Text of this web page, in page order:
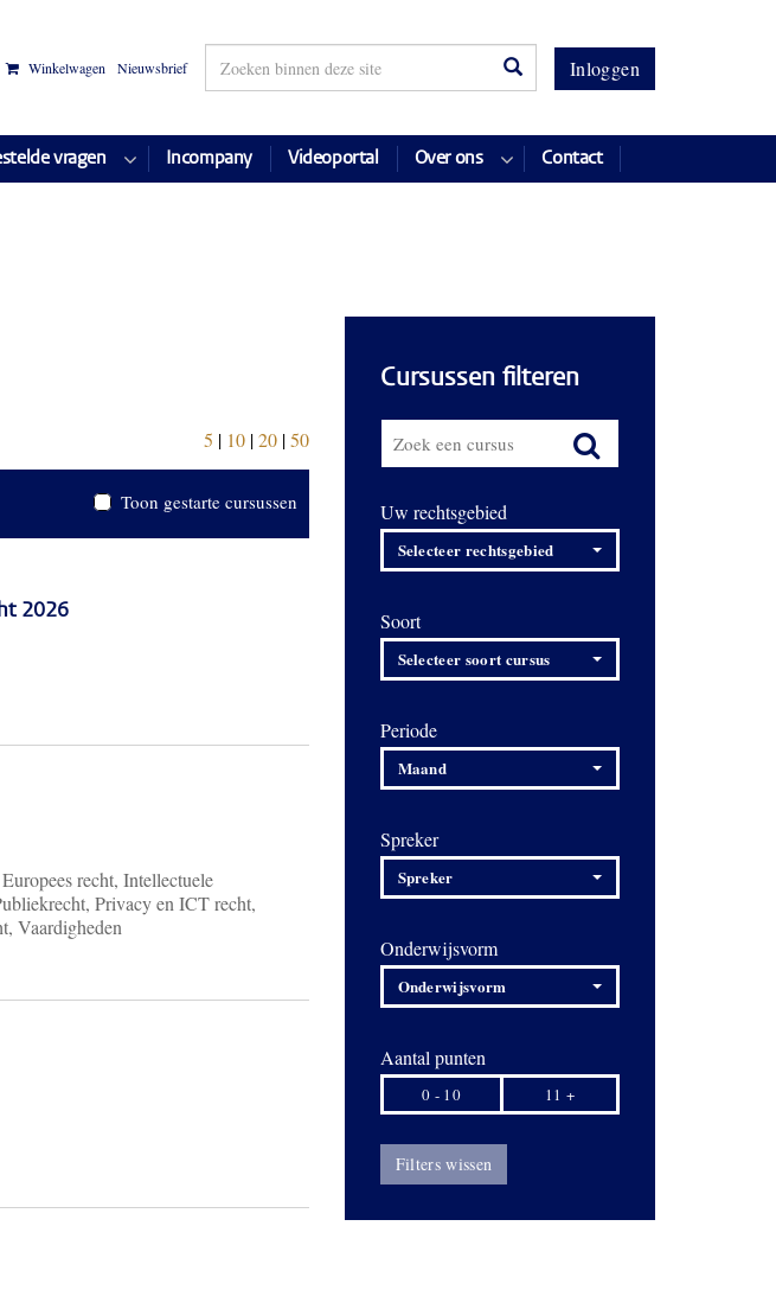
Inloggen
Winkelwagen Nieuwsbrief
vragen Incompany Videoportal Over ons Contact
5 | 10|20|50
Toon gestarte cursussen
2026
recht, Intellectuele
Privacy en ICT recht,
Vaardigheden
Cursussen filteren
Uw rechtsgebied
Selecteer rechtsgebied
Soort
Selecteer soort cursus
Periode
Maand
Spreker
Spreker
Onderwijsvorm
Onderwijsvorm
Aantal punten
0 - 10 11 +
Filters wissen